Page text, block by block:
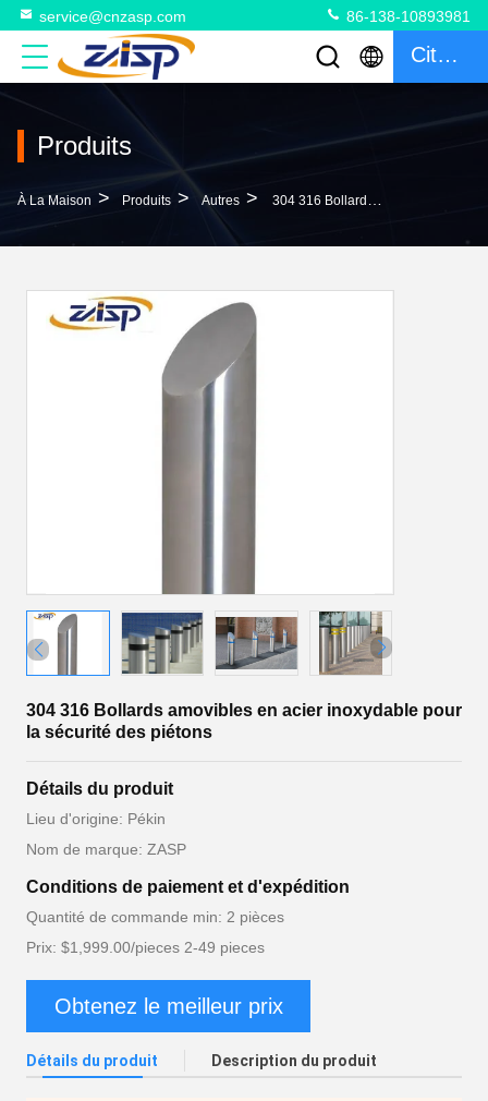
service@cnzasp.com 86-138-10893981
Citation
Produits
À La Maison > Produits > Autres > 304 316 Bollards Amovibles En Acier Inoxydable Pour La Sécurité Des Piétons
304 316 Bollards amovibles en acier inoxydable pour
la sécurité des piétons
Détails du produit
Lieu d'origine: Pékin
Nom de marque: ZASP
Conditions de paiement et d'expédition
Quantité de commande min: 2 pièces
Prix: $1,999.00/pieces 2-49 pieces
Obtenez le meilleur prix
Détails du produit Description du produit